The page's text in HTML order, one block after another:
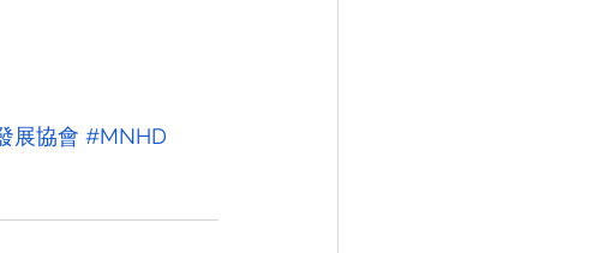
展協會 #MNHD